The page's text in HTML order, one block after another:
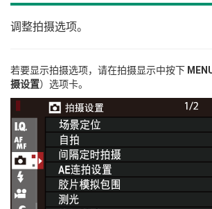
调整拍摄选项。
若要显示拍摄选项，请在拍摄显示中按下
摄设置）选项卡。